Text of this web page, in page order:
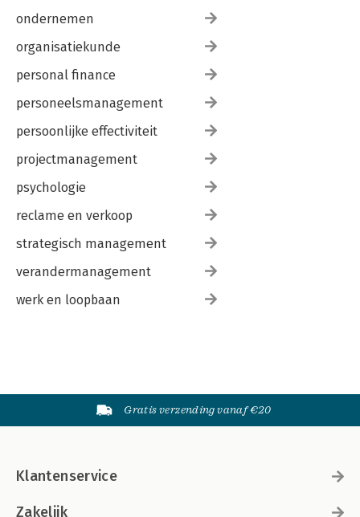
ondernemen
organisatiekunde
personal finance
personeelsmanagement
persoonlijke effectiviteit
projectmanagement
psychologie
reclame en verkoop
strategisch management
verandermanagement
werk en loopbaan
Gratis verzending vanaf €20
Klantenservice
Zakelijk